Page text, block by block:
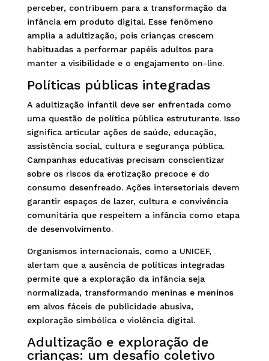
perceber, contribuem para a transformação da
infância em produto digital. Esse fenômeno
amplia a adultização, pois crianças crescem
habituadas a performar papéis adultos para
manter a visibilidade e o engajamento on-line.
Políticas públicas integradas
A adultização infantil deve ser enfrentada como
uma questão de política pública estruturante. Isso
significa articular ações de saúde, educação,
assistência social, cultura e segurança pública.
Campanhas educativas precisam conscientizar
sobre os riscos da erotização precoce e do
consumo desenfreado. Ações intersetoriais devem
garantir espaços de lazer, cultura e convivência
comunitária que respeitem a infância como etapa
de desenvolvimento.
Organismos internacionais, como a UNICEF,
alertam que a ausência de políticas integradas
permite que a exploração da infância seja
normalizada, transformando meninas e meninos
em alvos fáceis de publicidade abusiva,
exploração simbólica e violência digital.
Adultização e exploração de
crianças: um desafio coletivo